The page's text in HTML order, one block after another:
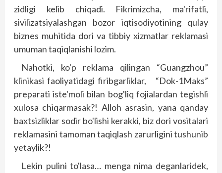
zidligi kelib chiqadi. Fikrimizcha, ma'rifatli,
sivilizatsiyalashgan bozor iqtisodiyotining qulay
biznes muhitida dori va tibbiy xizmatlar reklamasi
umuman taqiqlanishi lozim.
Nahotki, ko'p reklama qilingan “Guangzhou”
klinikasi faoliyatidagi firibgarliklar, “Dok-1Maks”
preparati iste'moli bilan bog'liq fojialardan tegishli
xulosa chiqarmasak?! Alloh asrasin, yana qanday
baxtsizlik­lar sodir bo'lishi kerakki, biz dori vositalari
reklamasini tamoman taqiqlash zarurligini tushunib
yetaylik?!
Lekin pulini to'lasa… menga nima deganlaridek,